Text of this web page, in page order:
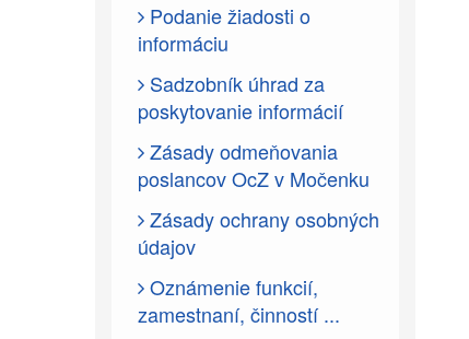
Podanie žiadosti o
informáciu
Sadzobník úhrad za
poskytovanie informácií
Zásady odmeňovania
poslancov OcZ v Močenku
Zásady ochrany osobných
údajov
Oznámenie funkcií,
zamestnaní, činností ...